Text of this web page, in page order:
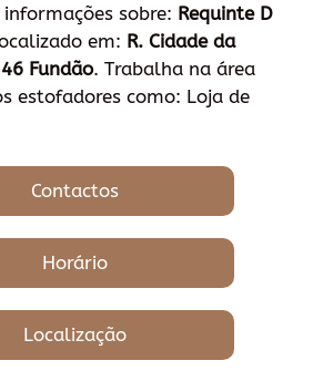
sobre: Requinte D
em: R. Cidade da
Fundão. Trabalha na área
estofadores como: Loja de
Contactos
Horário
Localização